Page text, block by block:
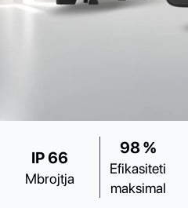
IP 66
Mbrojtja
98 %
Efikasiteti
maksimal